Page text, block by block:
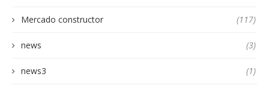
Mercado constructor (117)
news (3)
news3 (1)